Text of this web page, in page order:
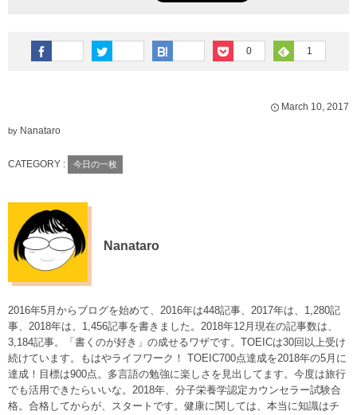
0 1
March 10, 2017
by Nanataro
CATEGORY : 今日の一枚
Nanataro
2016年5月からブログを始めて、2016年は448記事、2017年は、1,280記
事、2018年は、1,456記事を書きました。2018年12月現在の記事数は、
3,184記事。「書くのが好き」の成せるワザです。TOEICは30回以上受け
続けています。もはやライフワーク！ TOEIC700点達成を2018年の5月に
達成！目標は900点。多言語の勉強に楽しさを見出してます。今度は旅行
でも活用できたらいいな。2018年、分子栄養学認定カウンセラー試験合
格。合格してからが、スタートです。健康に関しては、本当に知識はチ